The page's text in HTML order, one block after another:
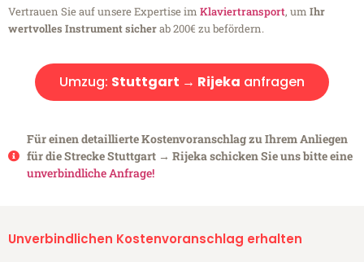
Vertrauen Sie auf unsere Expertise im Klaviertransport, um Ihr
wertvolles Instrument sicherab 200€ zu befördern.
Umzug: Stuttgart → Rijeka anfragen
Für einen detaillierte Kostenvoranschlag zu Ihrem Anliegen
für die Strecke Stuttgart → Rijeka schicken Sie uns bitte eine
unverbindliche Anfrage!
Unverbindlichen Kostenvoranschlag erhalten